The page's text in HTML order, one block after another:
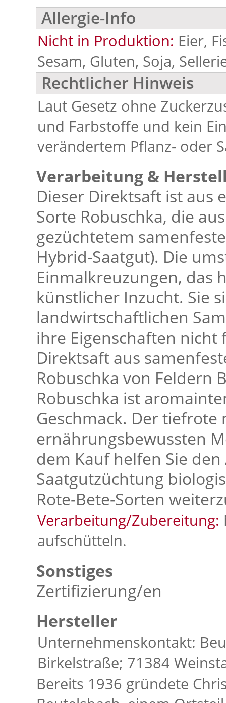
Allergie-Info
Nicht in Produktion: Eier,
Sesam, Gluten, Soja,
Rechtlicher Hinweis
Laut Gesetz ohne
und Farbstoffe und kein
verändertem Pflanz- oder
Verarbeitung &
Dieser Direktsaft ist aus
Sorte Robuschka, die
gezüchtetem
Hybrid-Saatgut). Die
Einmalkreuzungen, das
künstlicher Inzucht. Sie
landwirtschaftlichen
ihre Eigenschaften
Direktsaft aus
Robuschka von Feldern
Robuschka ist
Geschmack. Der
ernährungsbewussten
dem Kauf helfen Sie
Saatgutzüchtung
Rote-Bete-Sorten
Verarbeitung/Zubereitung:
aufschütteln.
Sonstiges
Zertifizierung/en
Hersteller
Unternehmenskontakt:
Birkelstraße; 71384
Bereits 1936 gründete